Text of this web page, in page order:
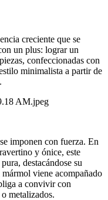
creciente que se
un plus: lograr un
confeccionadas con
minimalista a partir de
imponen con fuerza. En
y ónice, este
destacándose su
viene acompañado
a convivir con
metalizados.